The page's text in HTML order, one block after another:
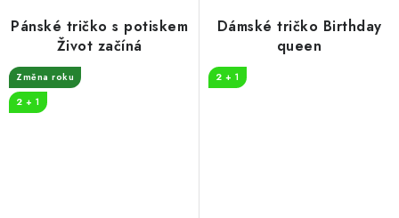
Pánské tričko s potiskem
Život začíná
Změna roku
2 + 1
Dámské tričko Birthday
queen
2 + 1